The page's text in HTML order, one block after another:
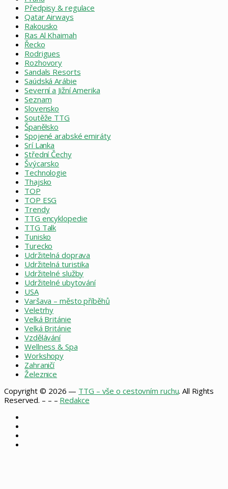
Předpisy & regulace
Qatar Airways
Rakousko
Ras Al Khaimah
Řecko
Rodrigues
Rozhovory
Sandals Resorts
Saúdská Arábie
Severní a Jižní Amerika
Seznam
Slovensko
Soutěže TTG
Španělsko
Spojené arabské emiráty
Srí Lanka
Střední Čechy
Švýcarsko
Technologie
Thajsko
TOP
TOP ESG
Trendy
TTG encyklopedie
TTG Talk
Tunisko
Turecko
Udržitelná doprava
Udržitelná turistika
Udržitelné služby
Udržitelné ubytování
USA
Varšava – město příběhů
Veletrhy
Velká Británie
Velká Británie
Vzdělávání
Wellness & Spa
Workshopy
Zahraničí
Železnice
Copyright © 2026 — TTG – vše o cestovním ruchu. All Rights
Reserved. – – – Redakce